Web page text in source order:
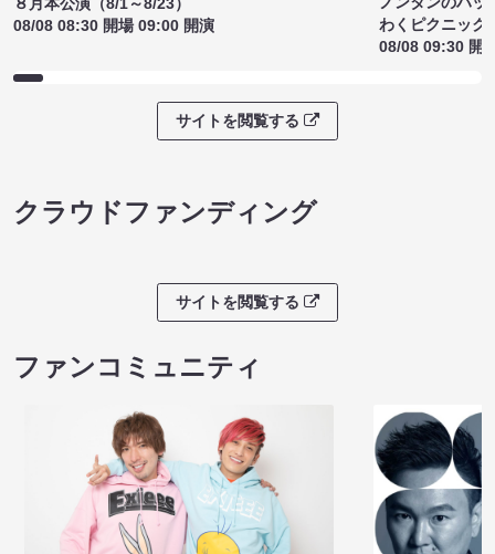
08/08 08:30 開場 09:00 開演
わくピクニック
08/08 09:30 開
サイトを閲覧する
クラウドファンディング
サイトを閲覧する
ファンコミュニティ